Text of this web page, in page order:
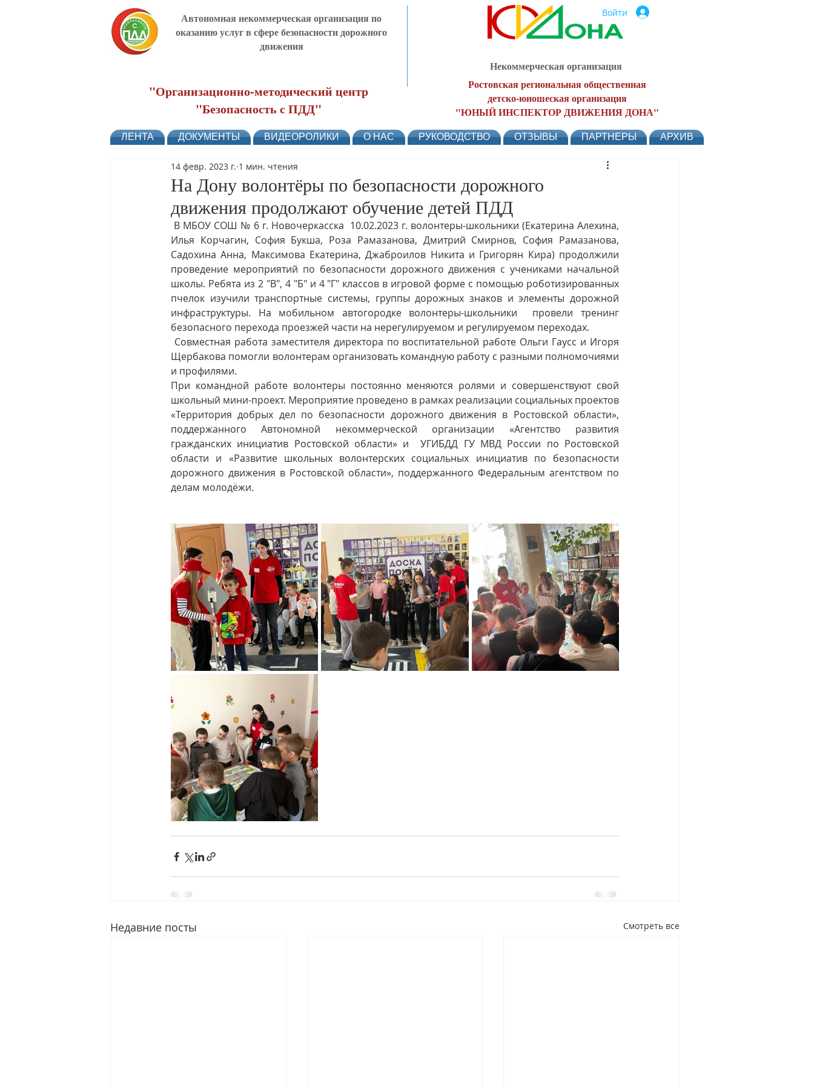
Автономная некоммерческая организация по
оказанию услуг в сфере безопасности дорожного
движения
"Организационно-методический центр
"Безопасность с ПДД"
Войти
Некоммерческая организация
Ростовская региональная общественная
детско-юношеская организация
"ЮНЫЙ ИНСПЕКТОР ДВИЖЕНИЯ ДОНА"
ЛЕНТА ДОКУМЕНТЫ ВИДЕОРОЛИКИ О НАС РУКОВОДСТВО ОТЗЫВЫ ПАРТНЕРЫ АРХИВ
На Дону волонтёры по безопасности дорожного
движения продолжают обучение детей ПДД
14 февр. 2023 г. 1 мин. чтения
Илья Корчагин, София Букша, Роза Рамазанова, Дмитрий Смирнов, София Рамазанова,
Садохина Анна, Максимова Екатерина, Джаброилов Никита и Григорян Кира) продолжили
проведение мероприятий по безопасности дорожного движения с учениками начальной
школы. Ребята из 2 "В", 4 "Б" и 4 "Г" классов в игровой форме с помощью роботизированных
пчелок изучили транспортные системы, группы дорожных знаков и элементы дорожной
инфраструктуры. На мобильном автогородке волонтеры-школьники  провели тренинг
безопасного перехода проезжей части на нерегулируемом и регулируемом переходах.
Щербакова помогли волонтерам организовать командную работу с разными полномочиями
и профилями.
При командной работе волонтеры постоянно меняются ролями и совершенствуют свой
школьный мини-проект. Мероприятие проведено в рамках реализации социальных проектов
«Территория добрых дел по безопасности дорожного движения в Ростовской области»,
поддержанного Автономной некоммерческой организации «Агентство развития
гражданских инициатив Ростовской области» и  УГИБДД ГУ МВД России по Ростовской
области и «Развитие школьных волонтерских социальных инициатив по безопасности
дорожного движения в Ростовской области», поддержанного Федеральным агентством по
делам молодёжи.
Недавние посты Смотреть все